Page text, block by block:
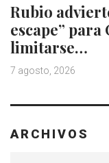
Rubio
escape” para
limitarse…
7 agosto, 2026
ARCHIVOS